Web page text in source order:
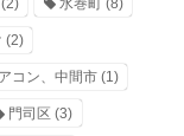
(2) 水巻町(8)
(2)
コン、中間市(1)
門司区 (3)